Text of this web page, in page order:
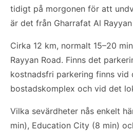
tidigt på morgonen för att
är det från Gharrafat Al
Cirka 12 km, normalt 15–20
Rayyan Road. Finns det
kostnadsfri parkering finns vid
bostadskomplex och vid det
Vilka sevärdheter nås enkelt
min), Education City (8 min)